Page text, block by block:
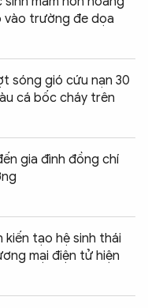
vào trường đe dọa
sóng gió cứu nạn 30
cá bốc cháy trên
gia đình đồng chí
kiến tạo hệ sinh thái
mại điện tử hiện